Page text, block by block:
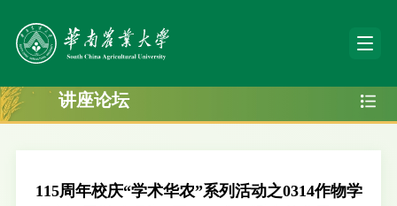
讲座论坛
115周年校庆“学术华农”系列活动之0314作物学